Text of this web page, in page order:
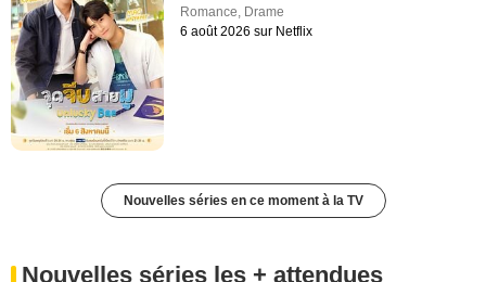
Romance, Drame
6 août 2026 sur Netflix
Nouvelles séries en ce moment à la TV
Nouvelles séries les + attendues